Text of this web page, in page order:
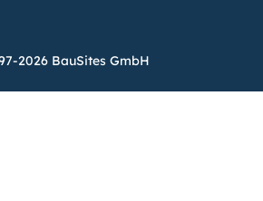
2026 BauSites GmbH